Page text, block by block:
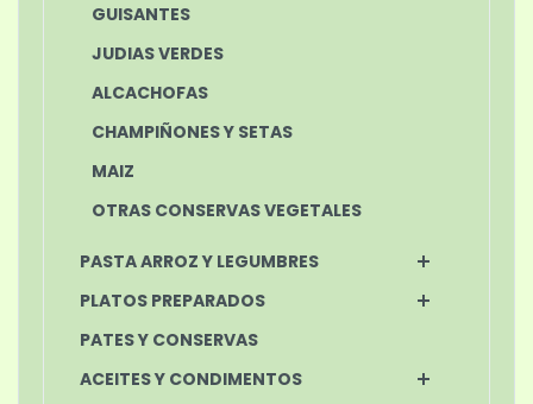
GUISANTES
JUDIAS VERDES
ALCACHOFAS
CHAMPIÑONES Y SETAS
MAIZ
OTRAS CONSERVAS VEGETALES
PASTA ARROZ Y LEGUMBRES
PLATOS PREPARADOS
PATES Y CONSERVAS
ACEITES Y CONDIMENTOS